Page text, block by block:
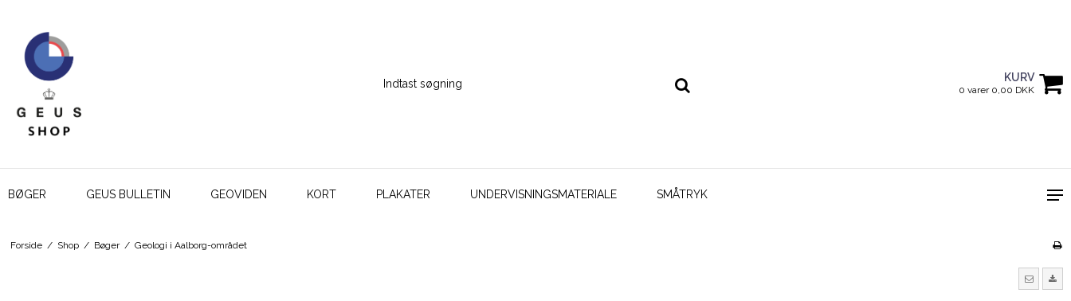
KURV
0 varer 0,00 DKK
BØGER GEUS BULLETIN GEOVIDEN KORT PLAKATER UNDERVISNINGSMATERIALE SMÅTRYK
Forside / Shop / Bøger / Geologi i Aalborg-området